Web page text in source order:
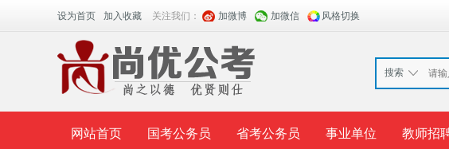
设为首页 加入收藏 关注我们： 加微博 加微信 风格切换
搜索
网站首页 国考公务员 省考公务员 事业单位 教师招